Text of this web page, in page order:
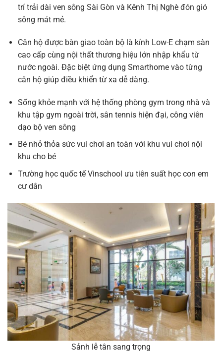
trí trải dài ven sông Sài Gòn và Kênh Thị Nghè đón gió
sông mát mẻ.
Căn hộ được bàn giao toàn bộ là kính Low-E chạm sàn
cao cấp cùng nội thất thương hiệu lớn nhập khẩu từ
nước ngoài. Đặc biệt ứng dụng Smarthome vào từng
căn hộ giúp điều khiển từ xa dễ dàng.
Sống khỏe mạnh với hệ thống phòng gym trong nhà và
khu tập gym ngoài trời, sân tennis hiện đại, công viên
dạo bộ ven sông
Bé nhỏ thỏa sức vui chơi an toàn với khu vui chơi nội
khu cho bé
Trường học quốc tế Vinschool ưu tiên suất học con em
cư dân
Sảnh lễ tân sang trọng